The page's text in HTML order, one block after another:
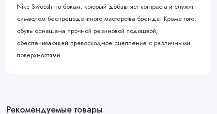
Nike Swoosh по бокам, который добавляет контраста и служит
символом беспрецедентного мастерства бренда. Кроме того,
обувь оснащена прочной резиновой подошвой,
обеспечивающей превосходное сцепление с различными
поверхностями.
Рекомендуемые товары